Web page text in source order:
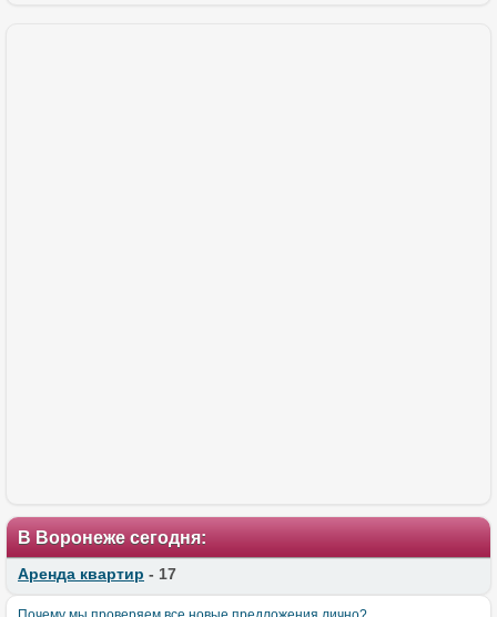
В Воронеже сегодня:
Аренда квартир - 17